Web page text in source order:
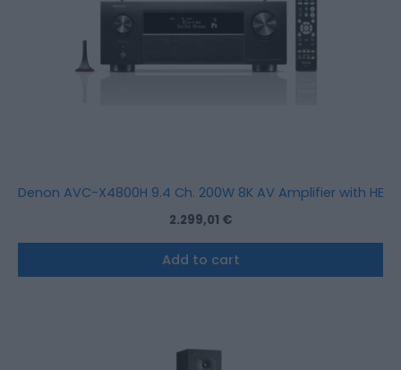
Denon AVC-X4800H 9.4 Ch. 200W 8K AV Amplifier with
2.299,01 €
Add to cart